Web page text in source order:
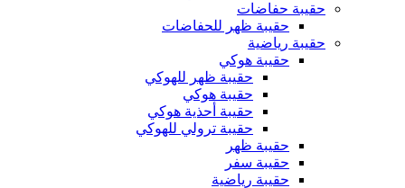
حقيبة حفاضات
حقيبة ظهر للحفاضات
حقيبة رياضية
حقيبة هوكي
حقيبة ظهر للهوكي
حقيبة هوكي
حقيبة أحذية هوكي
حقيبة ترولي للهوكي
حقيبة ظهر
حقيبة سفر
حقيبة رياضية